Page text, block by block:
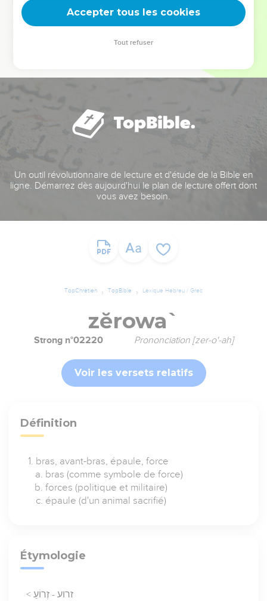
équipe, un groupe ou une famille, leur expérience est faite
Un outil révolutionnaire de lecture et d'étude de la Bible en
ligne. Démarrez dès aujourd'hui le plan de lecture offert dont
vous avez besoin.
TopChrétien TopBible Lexique Hébreu / Grec
zĕrowa`
Strong n°02220 Prononciation [zer-o'-ah]
Voir les versets relatifs
Définition
bras, avant-bras, épaule, force
bras (comme symbole de force)
forces (politique et militaire)
épaule (d'un animal sacrifié)
Étymologie
< זרוע - זְרוֹעַ
Accepter tous les cookies
Tout refuser